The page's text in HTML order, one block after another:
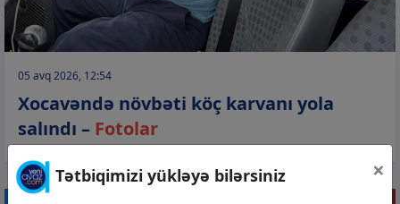
05 avq 2026, 12:54
Xocavəndə növbəti köç karvanı yola
salındı – Fotolar
CƏMİYYƏT
Tətbiqimizi yükləyə bilərsiniz ×